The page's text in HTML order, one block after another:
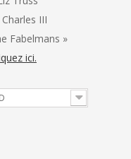
III
Fabelmans »
ici.